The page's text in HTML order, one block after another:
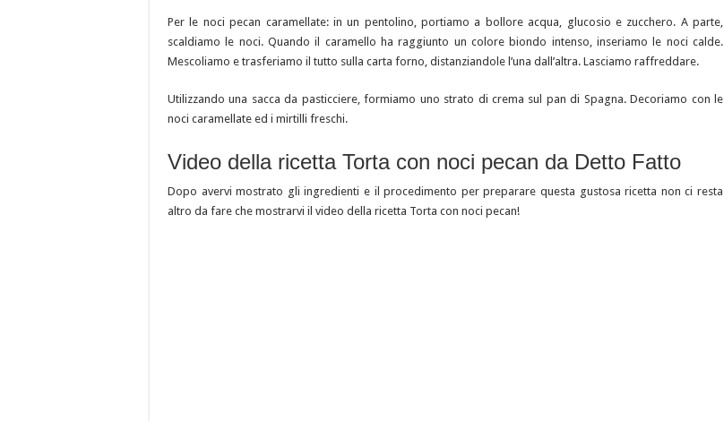
Per le noci pecan caramellate: in un pentolino, portiamo a bollore acqua, glucosio e zucchero. A parte,
scaldiamo le noci. Quando il caramello ha raggiunto un colore biondo intenso, inseriamo le noci calde.
Mescoliamo e trasferiamo il tutto sulla carta forno, distanziandole l’una dall’altra. Lasciamo raffreddare.
Utilizzando una sacca da pasticciere, formiamo uno strato di crema sul pan di Spagna. Decoriamo con le
noci caramellate ed i mirtilli freschi.
Video della ricetta Torta con noci pecan da Detto Fatto
Dopo avervi mostrato gli ingredienti e il procedimento per preparare questa gustosa ricetta non ci resta
altro da fare che mostrarvi il video della ricetta Torta con noci pecan!